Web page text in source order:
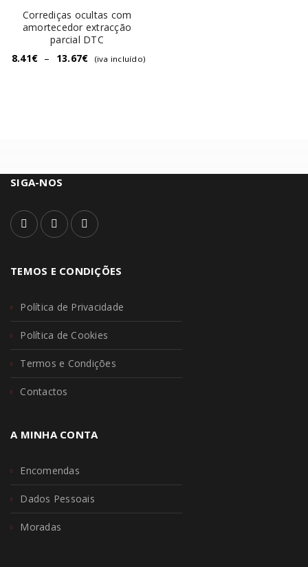
Corrediças ocultas com
amortecedor extracção
parcial DTC
8.41€ – 13.67€ (iva incluído)
SIGA-NOS
TEMOS E CONDIÇÕES
Política de Privacidade
Política de Cookies
Termos e Condições
Contactos
A MINHA CONTA
Encomendas
Dados Pessoais
Moradas